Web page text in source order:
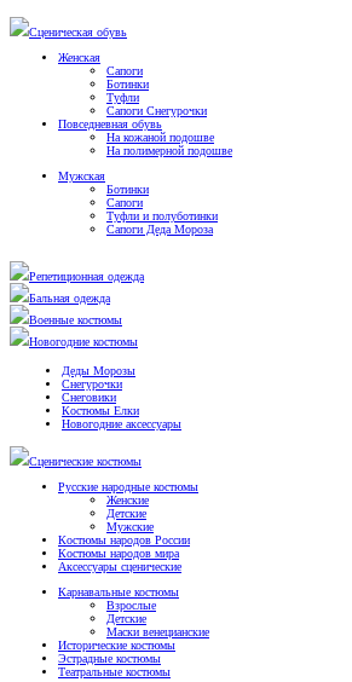
Сценическая обувь
Женская
Сапоги
Ботинки
Туфли
Сапоги Снегурочки
Повседневная обувь
На кожаной подошве
На полимерной подошве
Мужская
Ботинки
Сапоги
Туфли и полуботинки
Сапоги Деда Мороза
Репетиционная одежда
Бальная одежда
Военные костюмы
Новогодние костюмы
Деды Морозы
Снегурочки
Снеговики
Костюмы Елки
Новогодние аксессуары
Сценические костюмы
Русские народные костюмы
Женские
Детские
Мужские
Костюмы народов России
Костюмы народов мира
Аксессуары сценические
Карнавальные костюмы
Взрослые
Детские
Маски венецианские
Исторические костюмы
Эстрадные костюмы
Театральные костюмы